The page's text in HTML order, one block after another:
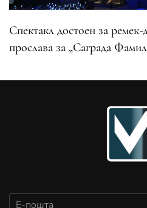
Спектакл достоен за
прослава за „Саграда